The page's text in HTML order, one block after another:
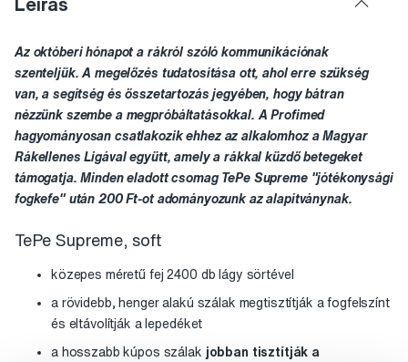
Leírás
Az októberi hónapot a rákról szóló kommunikációnak
szenteljük. A megelőzés tudatosítása ott, ahol erre szükség
van, a segítség és összetartozás jegyében, hogy bátran
nézzünk szembe a megpróbáltatásokkal. A Profimed
hagyományosan csatlakozik ehhez az alkalomhoz a Magyar
Rákellenes Ligával együtt, amely a rákkal küzdő betegeket
támogatja. Minden eladott csomag TePe Supreme "jótékonysági
fogkefe" után 200 Ft-ot adományozunk az alapítványnak.
TePe Supreme, soft
közepes méretű fej 2400 db lágy sörtével
a rövidebb, henger alakú szálak megtisztítják a fogfelszínt
és eltávolítják a lepedéket
a hosszabb kúpos szálak jobban tisztítják a